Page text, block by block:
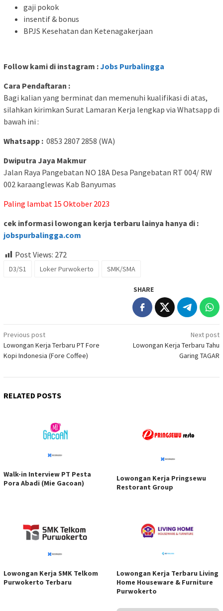
gaji pokok
insentif & bonus
BPJS Kesehatan dan Ketenagakerjaan
Follow kami di instagram :Jobs Purbalingga
Cara Pendaftaran :
Bagi kalian yang berminat dan memenuhi kualifikasi di atas,
silahkan kirimkan Surat Lamaran Kerja lengkap via Whatsapp di
bawah ini :
Whatsapp : 0853 2807 2858 (WA)
Dwiputra Jaya Makmur
Jalan Raya Pangebatan NO 18A Desa Pangebatan RT 004/ RW
002 karaanglewas Kab Banyumas
Paling lambat 15 Oktober 2023
cek informasi lowongan kerja terbaru lainya hanya di :
jobspurbalingga.com
Post Views: 272
D3/S1 Loker Purwokerto SMK/SMA
SHARE
Post
navigation
Previous post
Lowongan Kerja Terbaru PT Fore
Kopi Indonesia (Fore Coffee)
Next post
Lowongan Kerja Terbaru Tahu
Garing TAGAR
RELATED POSTS
Walk-in Interview PT Pesta
Pora Abadi (Mie Gacoan)
Lowongan Kerja Pringsewu
Restorant Group
Lowongan Kerja SMK Telkom
Purwokerto Terbaru
Lowongan Kerja Terbaru Living
Home Houseware & Furniture
Purwokerto